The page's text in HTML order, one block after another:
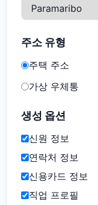
주소 유형
주택 주소
가상 우체통
생성 옵션
신원 정보
연락처 정보
신용카드 정보
직업 프로필